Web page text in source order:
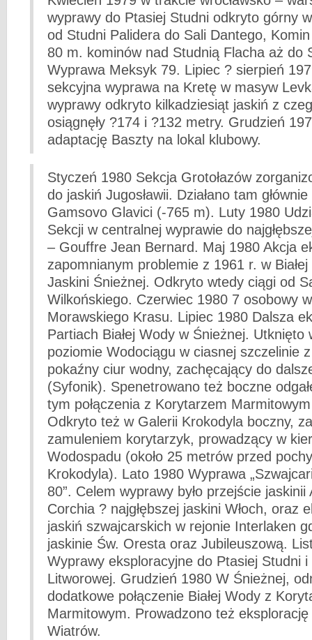
wyprawy do Ptasiej Studni odkryto górny
od Studni Palidera do Sali Dantego, Komin
80 m. kominów nad Studnią Flacha aż do
Wyprawa Meksyk 79. Lipiec ? sierpień
sekcyjna wyprawa na Kretę w masyw
wyprawy odkryto kilkadziesiąt jaskiń z
osiągnęły ?174 i ?132 metry. Grudzień
adaptację Baszty na lokal klubowy.
Styczeń 1980 Sekcja Grotołazów
do jaskiń Jugosławii. Działano tam
Gamsovo Glavici (-765 m). Luty 1980
Sekcji w centralnej wyprawie do
– Gouffre Jean Bernard. Maj 1980 Akcja
zapomnianym problemie z 1961 r. w
Jaskini Śnieżnej. Odkryto wtedy ciągi od
Wilkońskiego. Czerwiec 1980 7 osobowy
Morawskiego Krasu. Lipiec 1980 Dalsza
Partiach Białej Wody w Śnieżnej. Utknięto
poziomie Wodociągu w ciasnej szczelinie
pokaźny ciur wodny, zachęcający do
(Syfonik). Spenetrowano też boczne
tym połączenia z Korytarzem
Odkryto też w Galerii Krokodyla boczny,
zamuleniem korytarzyk, prowadzący w
Wodospadu (około 25 metrów przed
Krokodyla). Lato 1980 Wyprawa
80”. Celem wyprawy było przejście jaskinii
Corchia ? najgłębszej jaskini Włoch, oraz
jaskiń szwajcarskich w rejonie Interlaken
jaskinie Św. Oresta oraz Jubileuszową.
Wyprawy eksploracyjne do Ptasiej Studni i
Litworowej. Grudzień 1980 W Śnieżnej,
dodatkowe połączenie Białej Wody z
Marmitowym. Prowadzono też
Wiatrów.